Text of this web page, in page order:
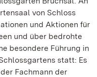
von Schloss
und Aktionen für
und über bedrohte
besondere Führung in
statt: Es
Fachmann der